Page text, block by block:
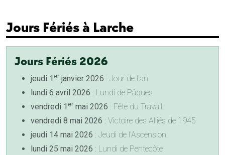
Jours Fériés à Larche
Jours Fériés 2026
jeudi 1 er janvier 2026 : Jour de l'an
lundi 6 avril 2026 : Lundi de Pâques
vendredi 1 er mai 2026 : Fête du Travail
vendredi 8 mai 2026 : Victoire des Alliés de 1945
jeudi 14 mai 2026 : Jeudi de l'Ascension
lundi 25 mai 2026 : Lundi de Pentecôte